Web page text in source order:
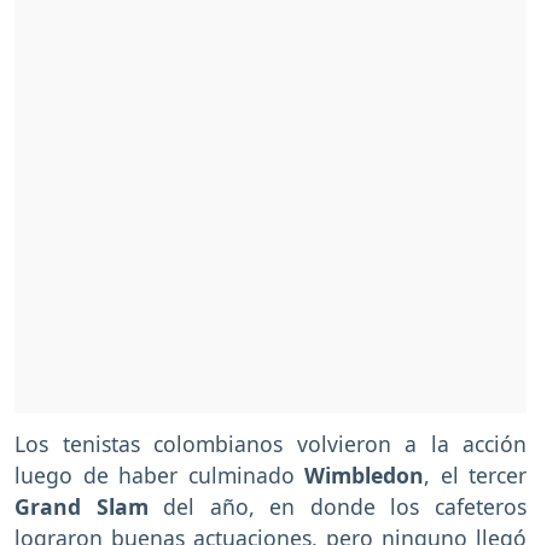
Los tenistas colombianos volvieron a la acción
luego de haber culminado Wimbledon, el tercer
Grand Slam del año, en donde los cafeteros
lograron buenas actuaciones, pero ninguno llegó